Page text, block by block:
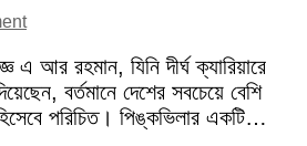
এ আর রহমান, যিনি দীর্ঘ ক্যারিয়ারে
বর্তমানে দেশের সবচেয়ে বেশি
পরিচিত। পিঙ্কভিলার একটি…